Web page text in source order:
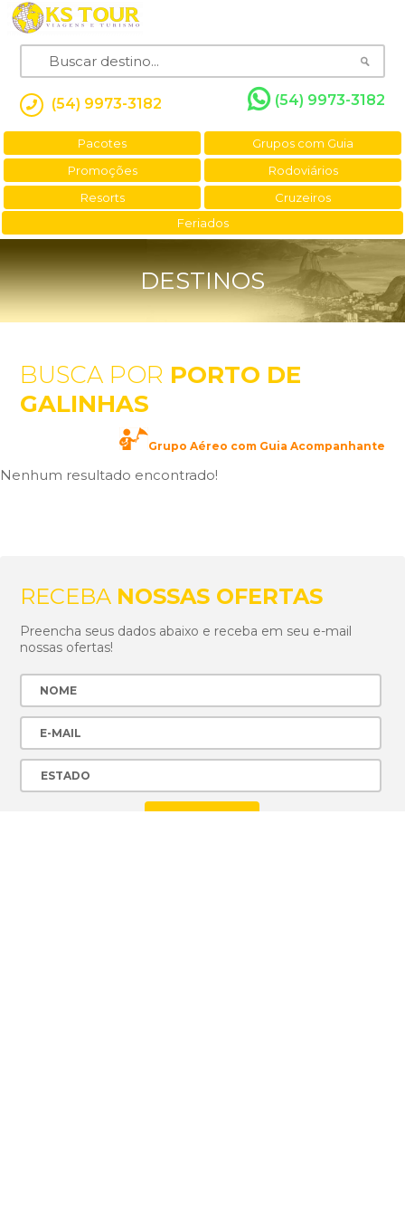
(54) 9973-3182 (54) 9973-3182
Pacotes
Grupos com Guia
Promoções
Rodoviários
Resorts
Cruzeiros
Feriados
DESTINOS
BUSCA POR PORTO DE
GALINHAS
Grupo Aéreo com Guia Acompanhante
Nenhum resultado encontrado!
RECEBA NOSSAS OFERTAS
Preencha seus dados abaixo e receba em seu e-mail
nossas ofertas!